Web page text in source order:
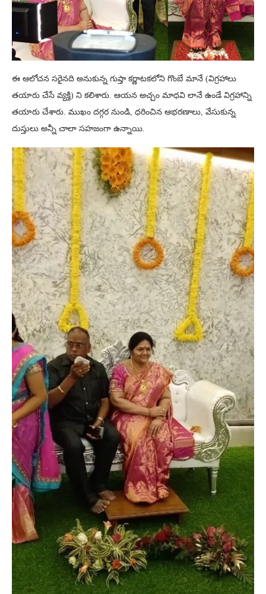
ఈ ఆలోచన సరైనది అనుకున్న గుప్తా కర్ణాటకలోని గొంబే మానే (విగ్రహాలు
తయారు చేసే వ్యక్తి) ని కలిశారు. ఆయన అచ్చం మాధవి లానే ఉండే విగ్రహాన్ని
తయారు చేశారు. ముఖం దగ్గర నుండి, ధరించిన ఆభరణాలు, వేసుకున్న
దుస్తులు అన్నీ చాలా సహజంగా ఉన్నాయి.